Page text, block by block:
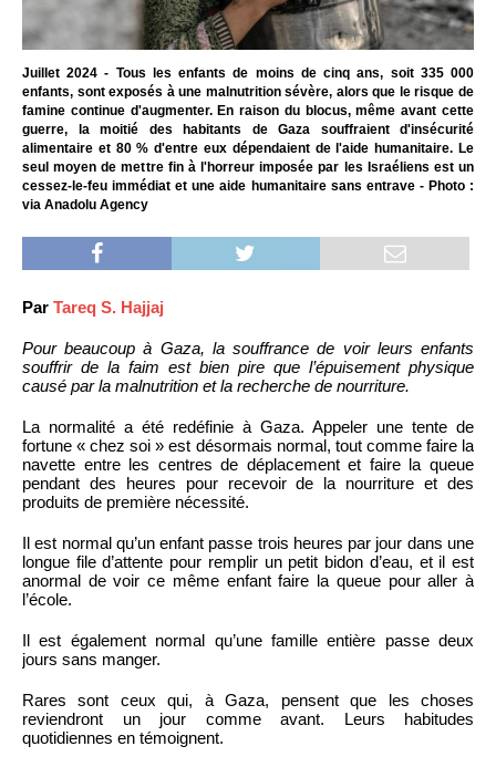
Juillet 2024 - Tous les enfants de moins de cinq ans, soit 335 000
enfants, sont exposés à une malnutrition sévère, alors que le risque de
famine continue d'augmenter. En raison du blocus, même avant cette
guerre, la moitié des habitants de Gaza souffraient d'insécurité
alimentaire et 80 % d'entre eux dépendaient de l'aide humanitaire. Le
seul moyen de mettre fin à l'horreur imposée par les Israéliens est un
cessez-le-feu immédiat et une aide humanitaire sans entrave - Photo :
via Anadolu Agency
Par Tareq S. Hajjaj
Pour beaucoup à Gaza, la souffrance de voir leurs enfants
souffrir de la faim est bien pire que l’épuisement physique
causé par la malnutrition et la recherche de nourriture.
La normalité a été redéfinie à Gaza. Appeler une tente de
fortune « chez soi » est désormais normal, tout comme faire la
navette entre les centres de déplacement et faire la queue
pendant des heures pour recevoir de la nourriture et des
produits de première nécessité.
Il est normal qu’un enfant passe trois heures par jour dans une
longue file d’attente pour remplir un petit bidon d’eau, et il est
anormal de voir ce même enfant faire la queue pour aller à
l’école.
Il est également normal qu’une famille entière passe deux
jours sans manger.
Rares sont ceux qui, à Gaza, pensent que les choses
reviendront un jour comme avant. Leurs habitudes
quotidiennes en témoignent.